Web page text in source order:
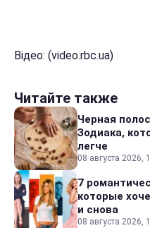
Відео: (video.rbc.ua)
Читайте также
Черная
Зодиака,
легче
08 августа 2026,
7
которые
и снова
08 августа 2026,